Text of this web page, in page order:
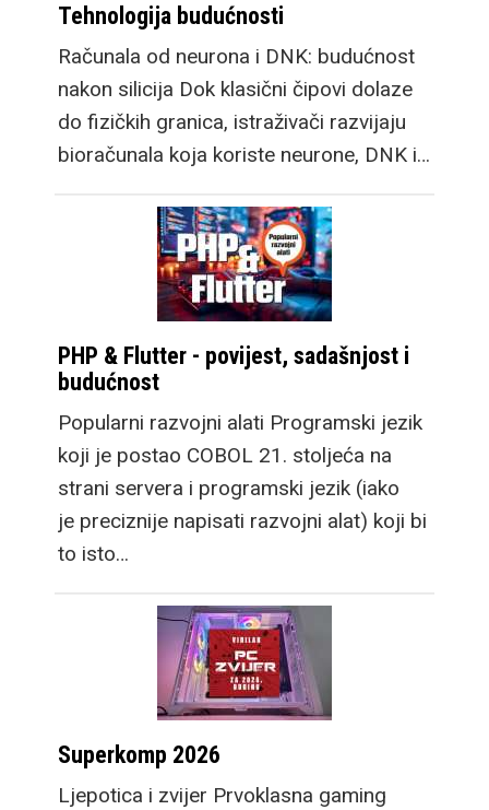
Tehnologija budućnosti
Računala od neurona i DNK: budućnost
nakon silicija Dok klasični čipovi dolaze
do fizičkih granica, istraživači razvijaju
bioračunala koja koriste neurone, DNK i…
PHP & Flutter - povijest, sadašnjost i
budućnost
Popularni razvojni alati Programski jezik
koji je postao COBOL 21. stoljeća na
strani servera i programski jezik (iako
je preciznije napisati razvojni alat) koji bi
to isto…
Superkomp 2026
Ljepotica i zvijer Prvoklasna gaming